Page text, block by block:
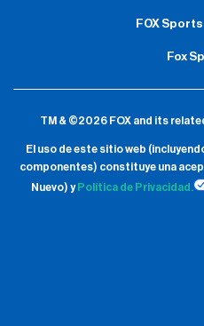
FOX
Fox
TM & ©2026 FOX and its
El uso de este sitio web
componentes) constituye una
Nuevo) y Política de Privacidad.